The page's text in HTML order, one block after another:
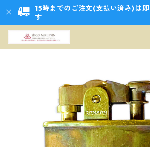
15時までのご注文(支払い済み)は
す